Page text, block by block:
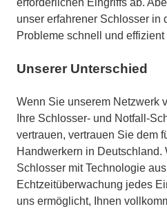
erforderlichen Eingriffs ab.
unser erfahrener Schlosser in
Probleme schnell und effizient
Unserer Unterschied
Wenn Sie unserem Netzwerk
Ihre Schlosser- und Notfall-
vertrauen, vertrauen Sie dem
Handwerkern in Deutschland.
Schlosser mit Technologie
Echtzeitüberwachung jedes
uns ermöglicht, Ihnen